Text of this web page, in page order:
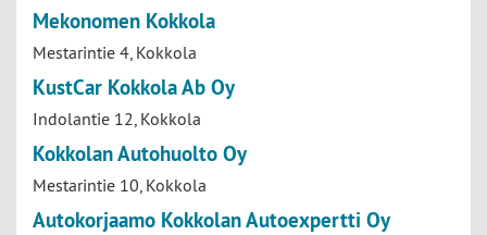
Mekonomen Kokkola
Mestarintie 4, Kokkola
KustCar Kokkola Ab Oy
Indolantie 12, Kokkola
Kokkolan Autohuolto Oy
Mestarintie 10, Kokkola
Autokorjaamo Kokkolan Autoexpertti Oy